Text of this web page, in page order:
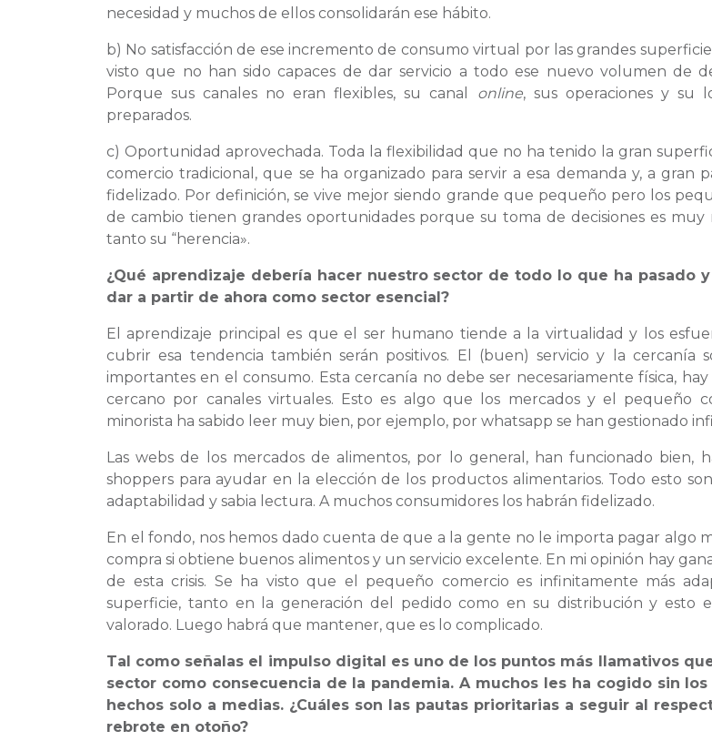
necesidad y muchos de ellos consolidarán ese hábito.
b) No satisfacción de ese incremento de consumo virtual por las grandes
visto que no han sido capaces de dar servicio a todo ese nuevo volumen de
Porque sus canales no eran flexibles, su canal online, sus operaciones y su
preparados.
c) Oportunidad aprovechada. Toda la flexibilidad que no ha tenido la gran
comercio tradicional, que se ha organizado para servir a esa demanda y, a gran
fidelizado. Por definición, se vive mejor siendo grande que pequeño pero los
de cambio tienen grandes oportunidades porque su toma de decisiones es muy
tanto su “herencia».
¿Qué aprendizaje debería hacer nuestro sector de todo lo que ha pasado
dar a partir de ahora como sector esencial?
El aprendizaje principal es que el ser humano tiende a la virtualidad y los
cubrir esa tendencia también serán positivos. El (buen) servicio y la cercanía
importantes en el consumo. Esta cercanía no debe ser necesariamente física,
cercano por canales virtuales. Esto es algo que los mercados y el pequeño
minorista ha sabido leer muy bien, por ejemplo, por whatsapp se han gestionado
Las webs de los mercados de alimentos, por lo general, han funcionado bien,
shoppers para ayudar en la elección de los productos alimentarios. Todo esto
adaptabilidad y sabia lectura. A muchos consumidores los habrán fidelizado.
En el fondo, nos hemos dado cuenta de que a la gente no le importa pagar algo
compra si obtiene buenos alimentos y un servicio excelente. En mi opinión hay
de esta crisis. Se ha visto que el pequeño comercio es infinitamente más
superficie, tanto en la generación del pedido como en su distribución y esto
valorado. Luego habrá que mantener, que es lo complicado.
Tal como señalas el impulso digital es uno de los puntos más llamativos
sector como consecuencia de la pandemia. A muchos les ha cogido sin
hechos solo a medias. ¿Cuáles son las pautas prioritarias a seguir al
rebrote en otoño?